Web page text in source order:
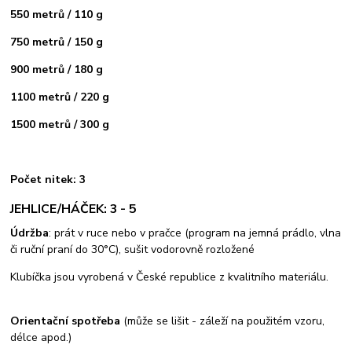
550 metrů / 110 g
750 metrů / 150 g
900 metrů / 180 g
1100 metrů / 220 g
1500 metrů / 300 g
Počet nitek: 3
JEHLICE/HÁČEK: 3 - 5
Údržba: prát v ruce nebo v pračce (program na jemná prádlo, vlna
či ruční praní do 30°C), sušit vodorovně rozložené
Klubíčka jsou vyrobená v České republice z kvalitního materiálu.
Orientační spotřeba (může se lišit - záleží na použitém vzoru,
délce apod.)